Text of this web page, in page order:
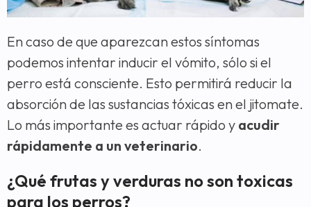
En caso de que aparezcan estos síntomas
podemos intentar inducir el vómito, sólo si el
perro está consciente. Esto permitirá reducir la
absorción de las sustancias tóxicas en el jitomate.
Lo más importante es actuar rápido y acudir
rápidamente a un veterinario.
¿Qué frutas y verduras no son toxicas
para los perros?